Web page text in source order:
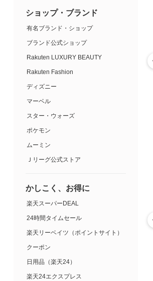
ショップ・ブランド
有名ブランド・ショップ
ブランド公式ショップ
Rakuten LUXURY BEAUTY
Rakuten Fashion
ディズニー
マーベル
スター・ウォーズ
ポケモン
ムーミン
Ｊリーグ公式ストア
かしこく、お得に
楽天スーパーDEAL
24時間タイムセール
楽天リーベイツ（ポイントサイト）
クーポン
日用品（楽天24）
楽天24エクスプレス